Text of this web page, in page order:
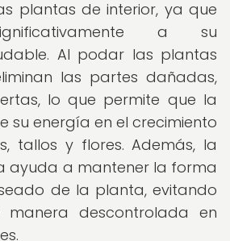
plantas de interior, ya que
a su
Al podar las plantas
las partes dañadas,
lo que permite que la
su energía en el crecimiento
tallos y flores. Además, la
ayuda a mantener la forma
de la planta, evitando
descontrolada en